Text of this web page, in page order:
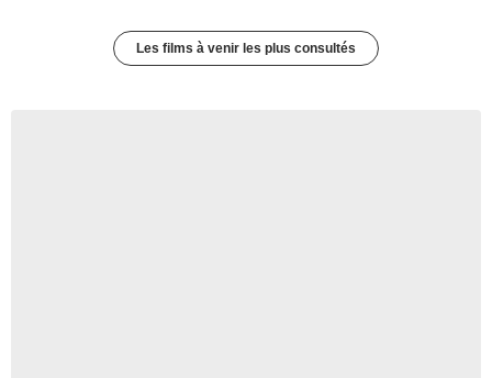
Les films à venir les plus consultés